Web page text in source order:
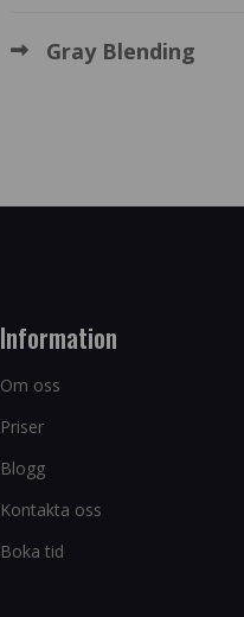
Gray Blending
Information
Om oss
Priser
Blogg
Kontakta oss
Boka tid